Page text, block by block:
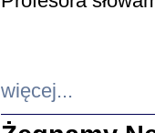
więcej...